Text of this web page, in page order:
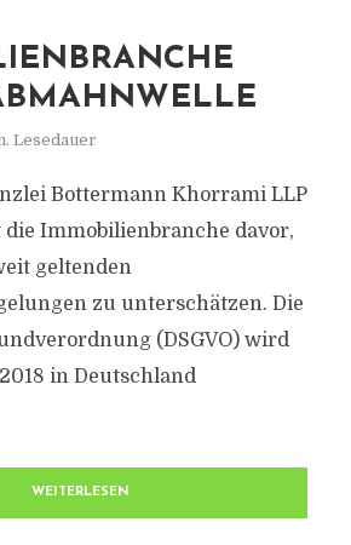
Lesedauer
Bottermann Khorrami LLP
die Immobilienbranche davor,
geltenden
zu unterschätzen. Die
(DSGVO) wird
in Deutschland
WEITERLESEN